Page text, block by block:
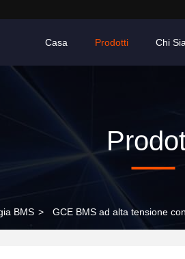
Casa Prodotti Chi
BMS > GCE BMS ad alta tensione